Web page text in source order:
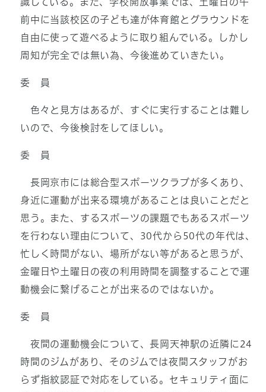
前中に当該校区の子ども達が体育館とグラウンドを
自由に使って遊べるように取り組んでいる。しかし
周知が完全では無い為、今後進めていきたい。
委 員
色々と見方はあるが、すぐに実行することは難し
いので、今後検討をしてほしい。
委 員
長岡京市には総合型スポーツクラブが多くあり、
身近に運動が出来る環境があることは良いことだと
思う。また、するスポーツの課題でもあるスポーツ
を行わない理由について、30代から50代の年代は、
忙しく時間がない、場所がない等があると思うが、
金曜日や土曜日の夜の利用時間を調整することで運
動機会に繋げることが出来るのではないか。
委 員
夜間の運動機会について、長岡天神駅の近隣に24
時間のジムがあり、そのジムでは夜間スタッフがお
らず指紋認証で対応をしている。セキュリティ面に